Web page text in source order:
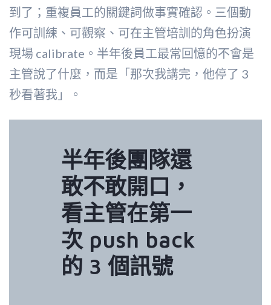
到了；重複員工的關鍵詞做事實確認。三個動
作可訓練、可觀察、可在主管培訓的角色扮演
現場 calibrate。半年後員工最常回憶的不會是
主管說了什麼，而是「那次我講完，他停了 3
秒看著我」。
半年後團隊還
敢不敢開口，
看主管在第一
次 push back
的 3 個訊號